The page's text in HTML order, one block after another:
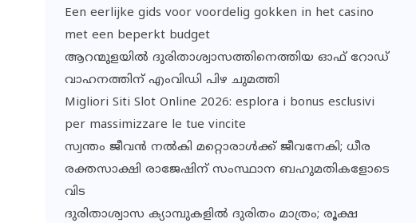
Een eerlijke gids voor voordelig gokken in het casino
met een beperkt budget
ആറന്മുളയിൽ ദുരിതാശ്വാസത്തിനെത്തിയ ഓഫ് റോഡ്
വാഹനത്തിന് എംവിഡി പിഴ ചുമത്തി
Migliori Siti Slot Online 2026: esplora i bonus esclusivi
per massimizzare le tue vincite
സ്വന്തം ജീവൻ നൽകി മറ്റൊരാൾക്ക് ജീവനേകി; ധീര
രക്തസാക്ഷി രാജേഷിന് സംസ്ഥാന ബഹുമതികളോടെ
വിട
ദുരിതാശ്വാസ ക്യാമ്പുകളിൽ ദുരിതം മാത്രം; രൂക്ഷ